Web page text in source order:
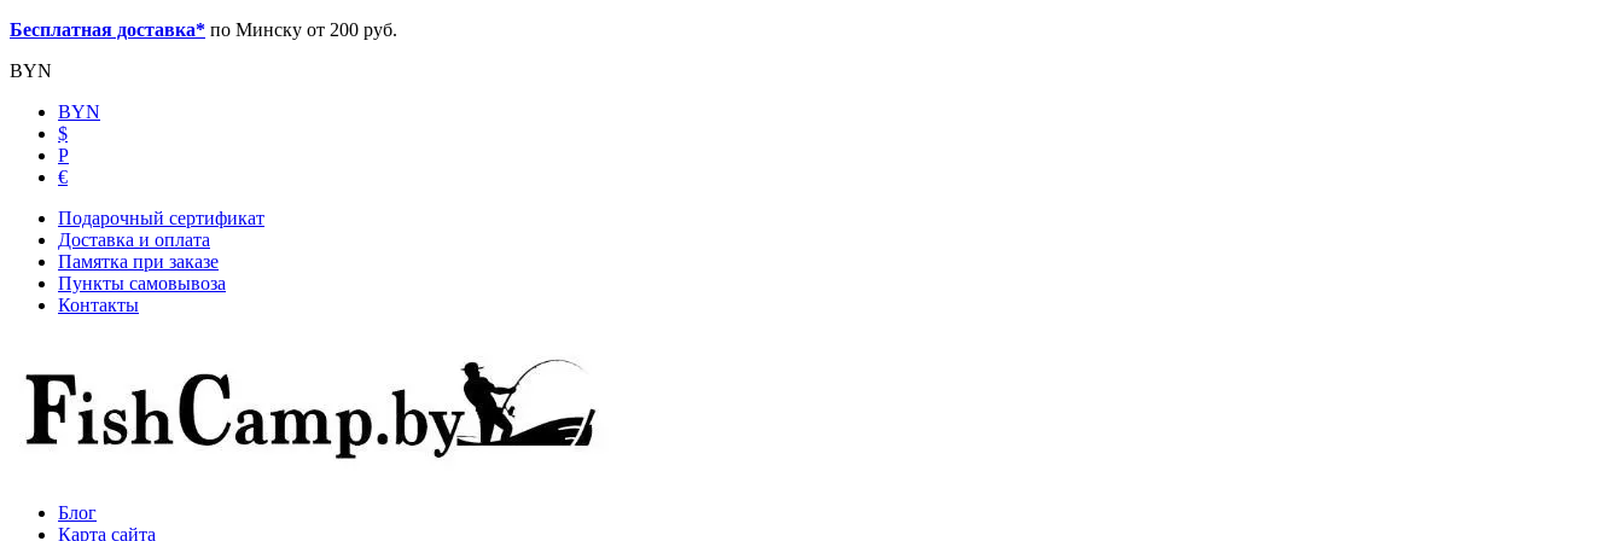
Бесплатная доставка* по Минску от 200 руб.
BYN
BYN
$
Р
€
Подарочный сертификат
Доставка и оплата
Памятка при заказе
Пункты самовывоза
Контакты
Блог
Карта сайта